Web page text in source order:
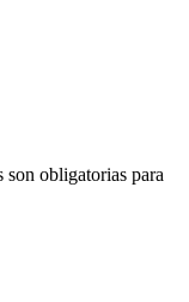
obligatorias para